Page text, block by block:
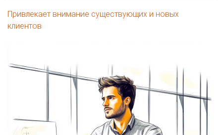
Привлекает внимание существующих и новых
клиентов